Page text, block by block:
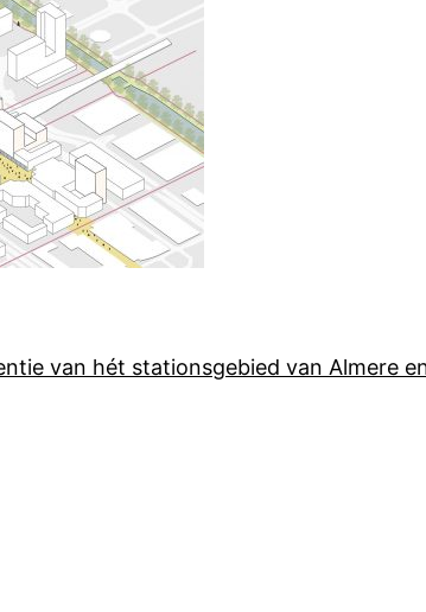
van hét stationsgebied van Almere